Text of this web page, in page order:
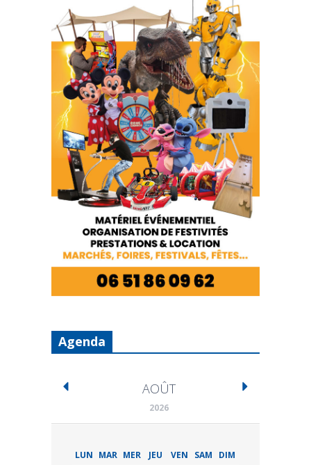
Agenda
AOÛT
2026
LUN MAR MER JEU VEN SAM DIM